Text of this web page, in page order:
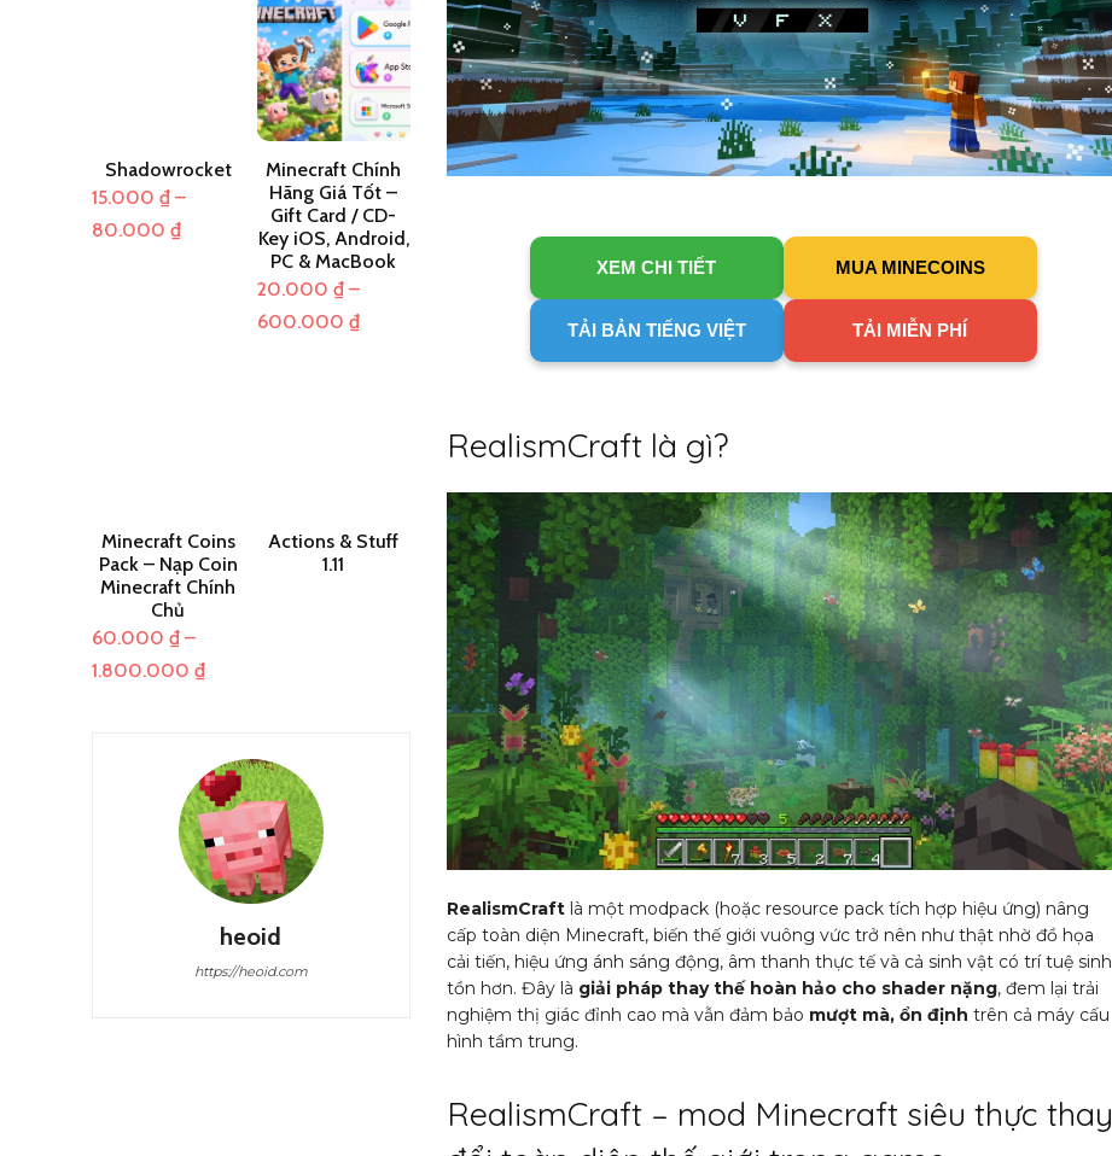
20.000 ₫
600.000 ₫
từ
68.000 ₫
đến
310.000 ₫
Shadowrocket
15.000 ₫ –
80.000 ₫Khoảng
Minecraft Chính
Hãng Giá Tốt –
Gift Card / CD-
Key iOS, Android,
PC & MacBook
20.000 ₫ –
600.000 ₫Khoảng
Minecraft Coins
Pack – Nạp Coin
Minecraft Chính
Chủ
60.000 ₫ –
1.800.000 ₫Khoảng
60.000 ₫
đến
1.800.000 ₫
Actions & Stuff
1.11
heoid
https://heoid.com
XEM CHI TIẾT MUA MINECOINS
TẢI BẢN TIẾNG VIỆT TẢI MIỄN PHÍ
RealismCraft là gì?
RealismCraftlà một modpack (hoặc resource pack tích hợp hiệu ứng) nâng
cấp toàn diện Minecraft, biến thế giới vuông vức trở nên như thật nhờ đồ họa
cải tiến, hiệu ứng ánh sáng động, âm thanh thực tế và cả sinh vật có trí tuệ sinh
tồn hơn. Đây là giải pháp thay thế hoàn hảo cho shader nặng, đem lại trải
nghiệm thị giác đỉnh cao mà vẫn đảm bảo mượt mà, ổn định trên cả máy cấu
hình tầm trung.
RealismCraft – mod Minecraft siêu thực thay